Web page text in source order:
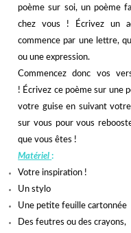
poème sur soi, un poème
chez vous ! Écrivez un
commence par une lettre,
ou une expression.
Commencez donc vos
! Écrivez ce poème sur une
votre guise en suivant
sur vous pour vous
que vous êtes !
Matériel :
Votre inspiration !
Un stylo
Une petite feuille cartonnée
Des feutres ou des crayons,